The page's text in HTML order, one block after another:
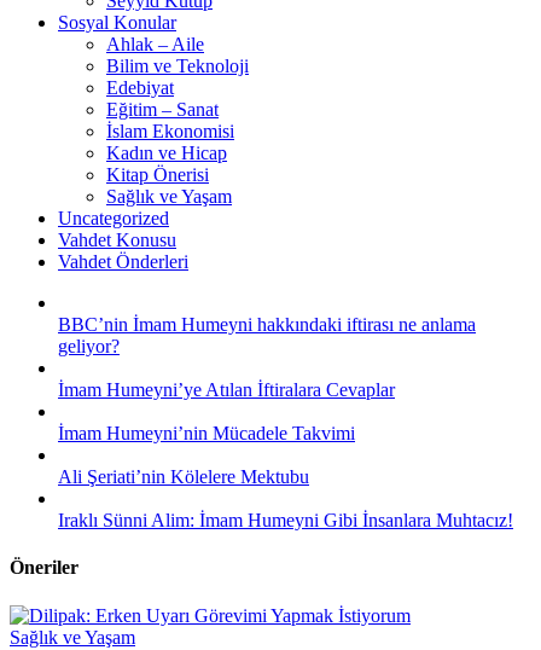
Sosyal Konular
Ahlak – Aile
Bilim ve Teknoloji
Edebiyat
Eğitim – Sanat
İslam Ekonomisi
Kadın ve Hicap
Kitap Önerisi
Sağlık ve Yaşam
Uncategorized
Vahdet Konusu
Vahdet Önderleri
BBC’nin İmam Humeyni hakkındaki iftirası ne anlama
geliyor?
İmam Humeyni’ye Atılan İftiralara Cevaplar
İmam Humeyni’nin Mücadele Takvimi
Ali Şeriati’nin Kölelere Mektubu
Iraklı Sünni Alim: İmam Humeyni Gibi İnsanlara Muhtacız!
Öneriler
Sağlık ve Yaşam